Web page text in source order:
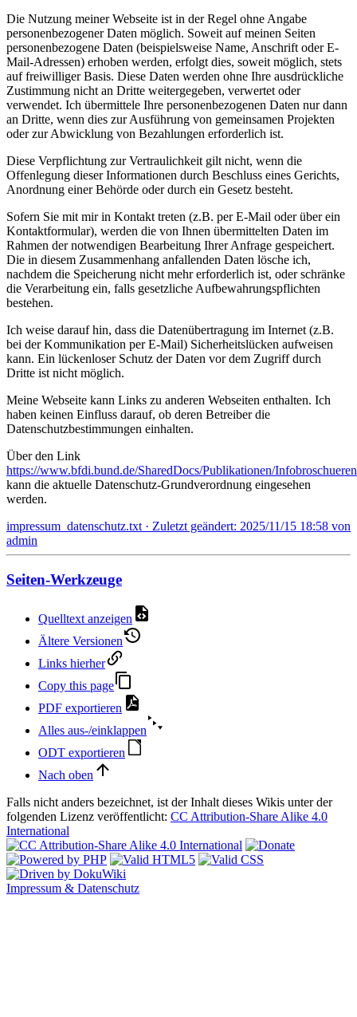
Die Nutzung meiner Webseite ist in der Regel ohne Angabe
personenbezogener Daten möglich. Soweit auf meinen Seiten
personenbezogene Daten (beispielsweise Name, Anschrift oder E-
Mail-Adressen) erhoben werden, erfolgt dies, soweit möglich, stets
auf freiwilliger Basis. Diese Daten werden ohne Ihre ausdrückliche
Zustimmung nicht an Dritte weitergegeben, verwertet oder
verwendet. Ich übermittele Ihre personenbezogenen Daten nur dann
an Dritte, wenn dies zur Ausführung von gemeinsamen Projekten
oder zur Abwicklung von Bezahlungen erforderlich ist.
Diese Verpflichtung zur Vertraulichkeit gilt nicht, wenn die
Offenlegung dieser Informationen durch Beschluss eines Gerichts,
Anordnung einer Behörde oder durch ein Gesetz besteht.
Sofern Sie mit mir in Kontakt treten (z.B. per E-Mail oder über ein
Kontaktformular), werden die von Ihnen übermittelten Daten im
Rahmen der notwendigen Bearbeitung Ihrer Anfrage gespeichert.
Die in diesem Zusammenhang anfallenden Daten lösche ich,
nachdem die Speicherung nicht mehr erforderlich ist, oder schränke
die Verarbeitung ein, falls gesetzliche Aufbewahrungspflichten
bestehen.
Ich weise darauf hin, dass die Datenübertragung im Internet (z.B.
bei der Kommunikation per E-Mail) Sicherheitslücken aufweisen
kann. Ein lückenloser Schutz der Daten vor dem Zugriff durch
Dritte ist nicht möglich.
Meine Webseite kann Links zu anderen Webseiten enthalten. Ich
haben keinen Einfluss darauf, ob deren Betreiber die
Datenschutzbestimmungen einhalten.
Über den Link
https://www.bfdi.bund.de/SharedDocs/Publikationen/
kann die aktuelle Datenschutz-Grundverordnung eingesehen
werden.
impressum_datenschutz.txt· Zuletzt geändert: 2025/11/15 18:58 von
admin
Seiten-Werkzeuge
Quelltext anzeigen
Ältere Versionen
Links hierher
Copy this page
PDF exportieren
Alles aus-/einklappen
ODT exportieren
Nach oben
Falls nicht anders bezeichnet, ist der Inhalt dieses Wikis unter der
folgenden Lizenz veröffentlicht: CC Attribution-Share Alike 4.0
International
Impressum & Datenschutz